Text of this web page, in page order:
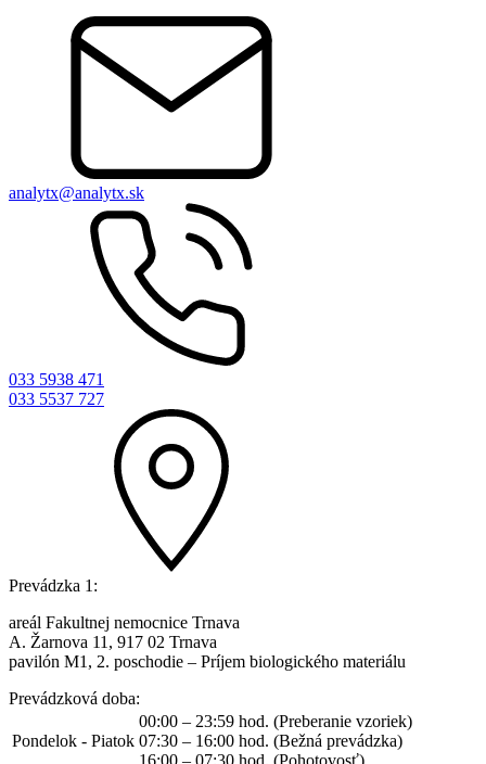
analytx@analytx.sk
033 5938 471
033 5537 727
Prevádzka 1:
areál Fakultnej nemocnice Trnava
A. Žarnova 11, 917 02 Trnava
pavilón M1, 2. poschodie – Príjem biologického materiálu
Prevádzková doba:
Pondelok - Piatok
00:00 – 23:59 hod. (Preberanie vzoriek)
07:30 – 16:00 hod. (Bežná prevádzka)